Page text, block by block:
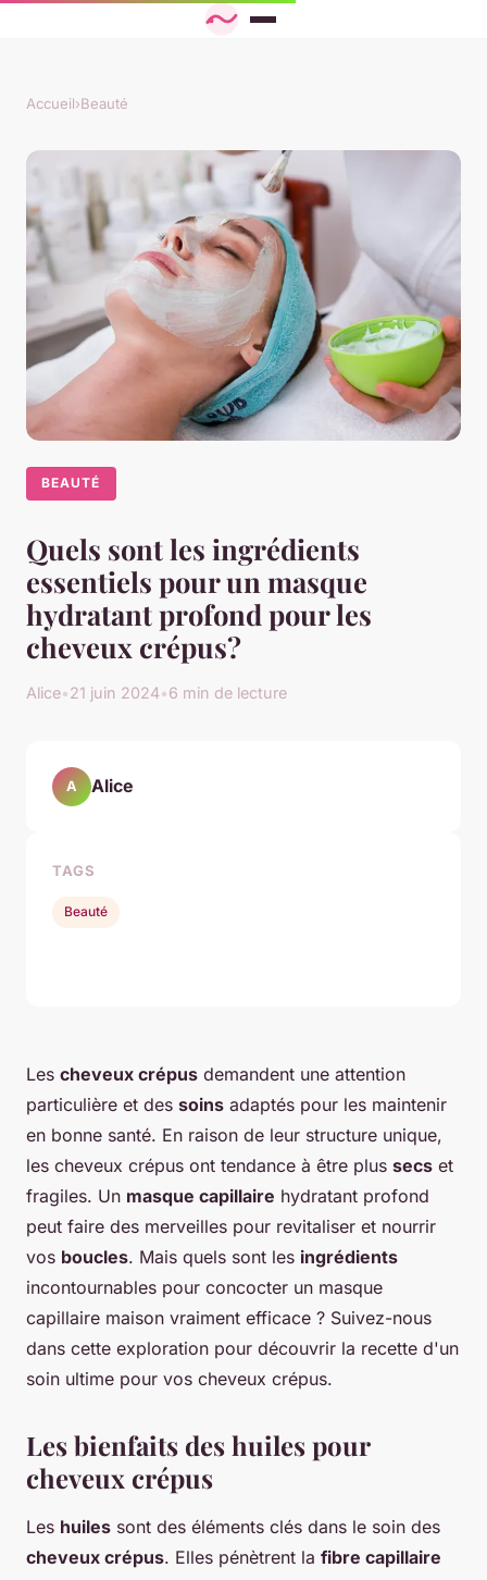
Accueil›Beauté
BEAUTÉ
Quels sont les ingrédients
essentiels pour un masque
hydratant profond pour les
cheveux crépus?
Alice•21 juin 2024•6 min de lecture
Les cheveux crépus demandent une attention
particulière et des soins adaptés pour les maintenir
en bonne santé. En raison de leur structure unique,
les cheveux crépus ont tendance à être plus secs et
fragiles. Un masque capillaire hydratant profond
peut faire des merveilles pour revitaliser et nourrir
vos boucles. Mais quels sont les ingrédients
incontournables pour concocter un masque
capillaire maison vraiment efficace ? Suivez-nous
dans cette exploration pour découvrir la recette d'un
soin ultime pour vos cheveux crépus.
Les bienfaits des huiles pour
cheveux crépus
Les huiles sont des éléments clés dans le soin des
cheveux crépus. Elles pénètrent la fibre capillaire
A Alice
TAGS
Beauté